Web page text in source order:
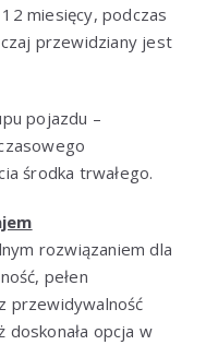
miesięcy, podczas
przewidziany jest
pojazdu –
środka trwałego.
rozwiązaniem dla
pełen
przewidywalność
opcja w